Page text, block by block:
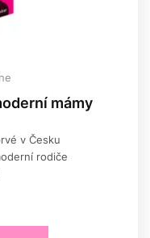
mámy
v Česku
rodiče